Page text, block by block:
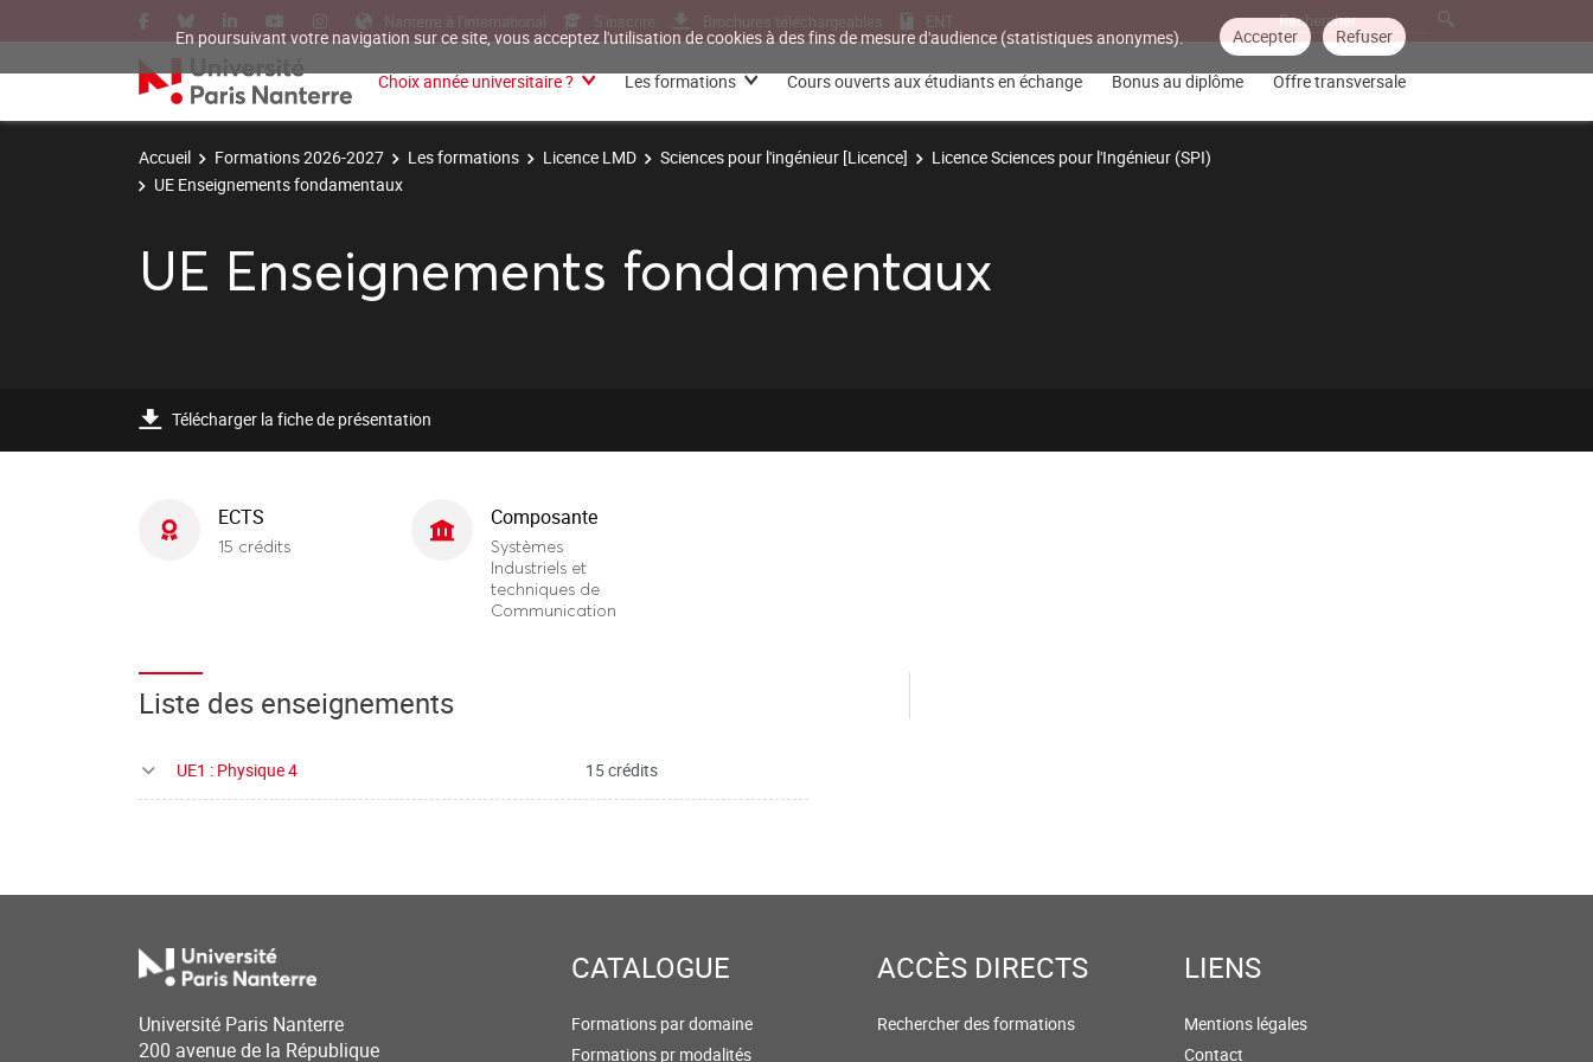
En poursuivant votre navigation sur ce site, vous acceptez l'utilisation de cookies à des fins de mesure d'audience (statistiques anonymes). Accepter Refuser
Nanterre à l'international S'inscrire Brochures téléchargeables ENT
Choix année universitaire ? Les formations Cours ouverts aux étudiants en échange Bonus au diplôme Offre transversale
Accueil Formations 2026-2027 Les formations Licence LMD Sciences pour l'ingénieur [Licence]
Licence Sciences pour l'Ingénieur (SPI)
UE Enseignements fondamentaux
UE Enseignements fondamentaux
Télécharger la fiche de présentation
ECTS
15 crédits
Composante
Systèmes
Industriels et
techniques de
Communication
Liste des enseignements
UE1 : Physique 4 15 crédits
Université Paris Nanterre
200 avenue de la République
CATALOGUE
Formations par domaine
Formations pr modalités
ACCÈS DIRECTS
Rechercher des formations
LIENS
Mentions légales
Contact